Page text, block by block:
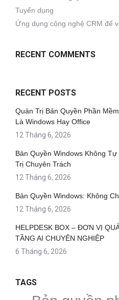
Tuyển dụng
Ứng dụng công nghệ CRM để
RECENT COMMENTS
RECENT POSTS
Quản Trị Bản Quyền Phần
Là Windows Hay Office
12 Tháng 6, 2026
Bản Quyền Windows Không
Trị Chuyên Trách
12 Tháng 6, 2026
Bản Quyền Windows: Không
12 Tháng 6, 2026
HELPDESK BOX – ĐƠN VỊ
TẦNG AI CHUYÊN NGHIỆP
6 Tháng 6, 2026
TAGS